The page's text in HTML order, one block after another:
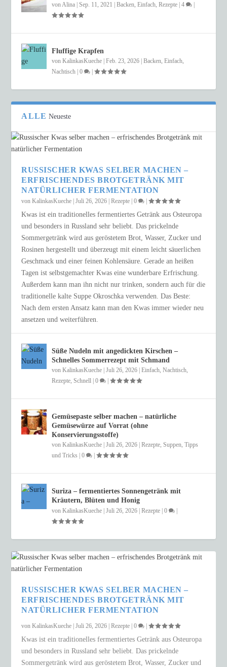
vonAlina |Sep. 11, 2021 |Backen,Einfach,Rezepte |4
Fluffige Krapfen
vonKalinkasKueche |Feb. 23, 2026 |Backen,Einfach,
Nachtisch |0 |
ALLE Neueste
RUSSISCHER KWAS SELBER MACHEN –
ERFRISCHENDES BROTGETRÄNK MIT
NATÜRLICHER FERMENTATION
vonKalinkasKueche |Juli 26, 2026 |Rezepte |0 |
Kwas ist ein traditionelles fermentiertes Getränk aus Osteuropa
und besonders in Russland sehr beliebt. Das prickelnde
Sommergetränk wird aus geröstetem Brot, Wasser, Zucker und
Rosinen hergestellt und überzeugt mit einem leicht säuerlichen
Geschmack und einer feinen Kohlensäure. Gerade an heißen
Tagen ist selbstgemachter Kwas eine wunderbare Erfrischung.
Außerdem kann man ihn nicht nur trinken, sondern auch für die
traditionelle kalte Suppe Okroschka verwenden. Das Beste:
Nach dem ersten Ansatz kann man den Kwas immer wieder neu
ansetzen und weiterführen.
Süße Nudeln mit angedickten Kirschen –
Schnelles Sommerrezept mit Schmand
vonKalinkasKueche |Juli 26, 2026 |Einfach,Nachtisch,
Rezepte,Schnell |0 |
Gemüsepaste selber machen – natürliche
Gemüsewürze auf Vorrat (ohne
Konservierungsstoffe)
vonKalinkasKueche |Juli 26, 2026 |Rezepte,Suppen,Tipps
und Tricks
|0 |
Suriza – fermentiertes Sonnengetränk mit
Kräutern, Blüten und Honig
vonKalinkasKueche |Juli 26, 2026 |Rezepte |0
RUSSISCHER KWAS SELBER MACHEN –
ERFRISCHENDES BROTGETRÄNK MIT
NATÜRLICHER FERMENTATION
vonKalinkasKueche |Juli 26, 2026 |Rezepte |0 |
Kwas ist ein traditionelles fermentiertes Getränk aus Osteuropa
und besonders in Russland sehr beliebt. Das prickelnde
Sommergetränk wird aus geröstetem Brot, Wasser, Zucker und